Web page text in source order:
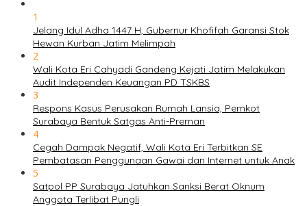
1
Jelang Idul Adha 1447 H, Gubernur Khofifah Garansi Stok
Hewan Kurban Jatim Melimpah
2
Wali Kota Eri Cahyadi Gandeng Kejati Jatim Melakukan
Audit Independen Keuangan PD TSKBS
3
Respons Kasus Perusakan Rumah Lansia, Pemkot
Surabaya Bentuk Satgas Anti-Preman
4
Cegah Dampak Negatif, Wali Kota Eri Terbitkan SE
Pembatasan Penggunaan Gawai dan Internet untuk Anak
5
Satpol PP Surabaya Jatuhkan Sanksi Berat Oknum
Anggota Terlibat Pungli